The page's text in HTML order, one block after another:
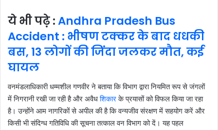
ये भी पढ़े :Andhra Pradesh Bus
Accident : भीषण टक्कर के बाद धधकी
बस, 13 लोगों की जिंदा जलकर मौत, कई
घायल
वनमंडलाधिकारी धम्मशील गणवीर ने बताया कि विभाग द्वारा नियमित रूप से जंगलों
में निगरानी रखी जा रही है और अवैधशिकारके प्रयासों को विफल किया जा रहा
है। उन्होंने आम नागरिकों से अपील की है कि वन्यजीव संरक्षण में सहयोग करें और
किसी भी संदिग्ध गतिविधि की सूचना तत्काल वन विभाग को दें। यह पहल